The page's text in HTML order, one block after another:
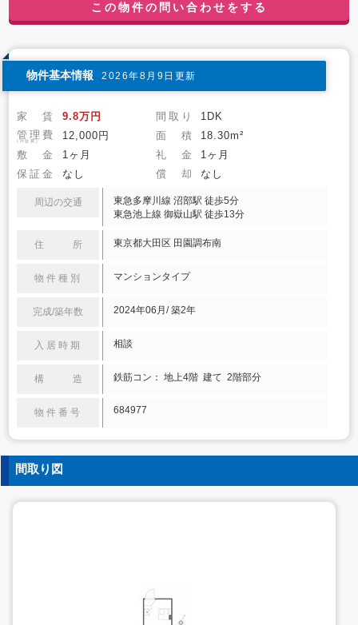
この物件の問い合わせをする
物件基本情報 2026年8月9日更新
家 賃 9.8万円 間取り
1DK
管理費
(共益費) 12,000円 面 積
18.30m²
敷 金
1ヶ月 礼 金
1ヶ月
保証金
なし 償 却 なし
周辺の交通
東急多摩川線 沼部駅 徒歩5分
東急池上線 御嶽山駅 徒歩13分
住 所 東京都大田区 田園調布南
物件種別 マンションタイプ
完成/築年数 2024年06月/ 築2年
入居時期 相談
構 造 鉄筋コン： 地上4階 建て 2階部分
物件番号 684977
間取り図